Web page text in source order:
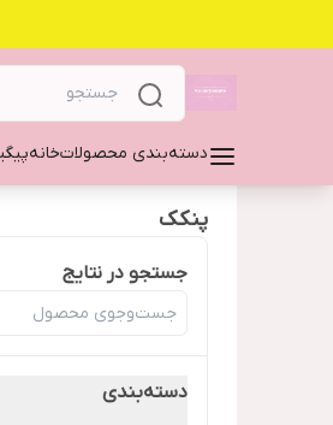
دسته‌بندی محصولاتخانه
پنکک
جستجو در نتایج
دسته‌بندی